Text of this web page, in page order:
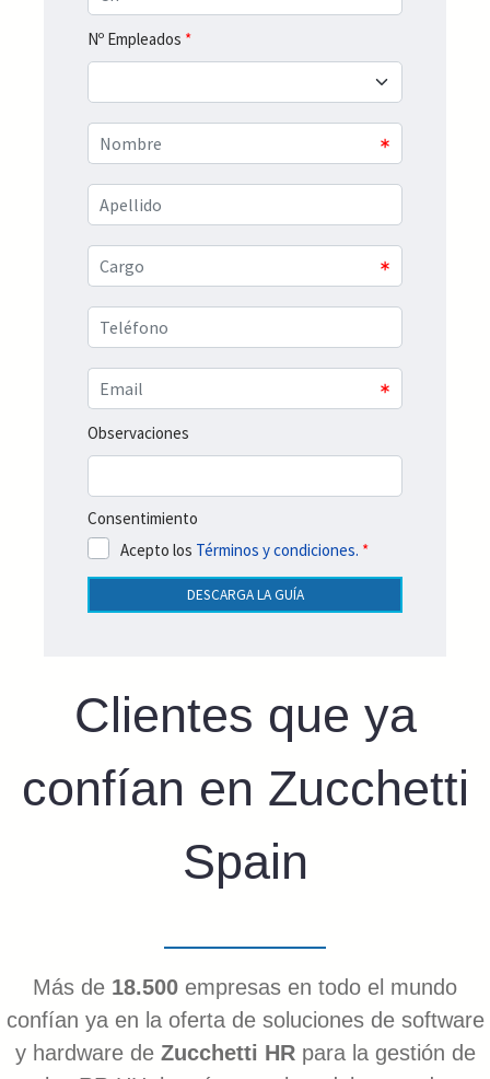
Nº Empleados *
Observaciones
Consentimiento
Acepto los Términos y condiciones. *
DESCARGA LA GUÍA
Clientes que ya
confían en Zucchetti
Spain
Más de 18.500 empresas en todo el mundo
confían ya en la oferta de soluciones de software
y hardware de Zucchetti HRpara la gestión de